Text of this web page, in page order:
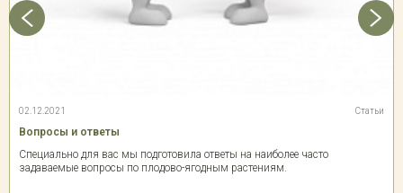
02.12.2021 Статьи
Вопросы и ответы
Специально для вас мы подготовила ответы на наиболее часто
задаваемые вопросы по плодово-ягодным растениям.